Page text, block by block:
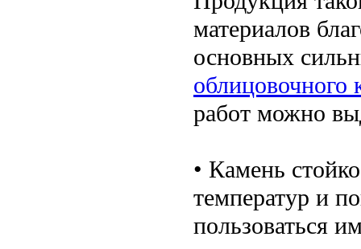
материалов
основных
облицовочного
работ можно
• Камень
температур и
пользоваться